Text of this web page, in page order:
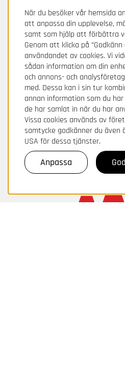
kontakta
När du besöker vår hemsida
att anpassa din upplevelse,
samt som hjälp att förbättra
Genom att klicka på
användandet av cookies. Vi
sådan information om din
och annons- och
med. Dessa kan i sin tur
annan information som du
de har samlat in när du har
Vissa cookies används av
samtycke godkänner du även
USA för dessa tjänster.
Anpassa